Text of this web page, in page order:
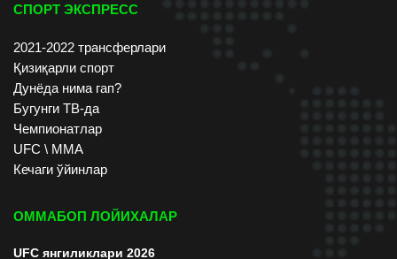
СПОРТ ЭКСПРЕСС
2021-2022 трансферлари
Қизиқарли спорт
Дунёда нима гап?
Бугунги ТВ-да
Чемпионатлар
UFC \ ММА
Кечаги ўйинлар
ОММАБОП ЛОЙИХАЛАР
UFC янгиликлари 2026